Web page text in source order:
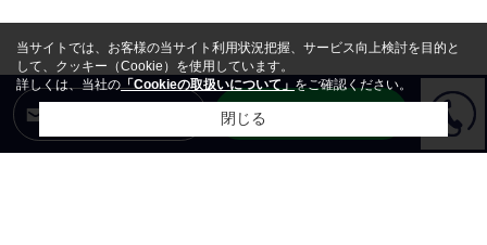
LINEからお問合せ
当サイトでは、お客様の当サイト利用状況把握、サービス向上検討を目的と
して、クッキー（Cookie）を使用しています。
詳しくは、当社の「Cookieの取扱いについて」をご確認ください。
閉じる